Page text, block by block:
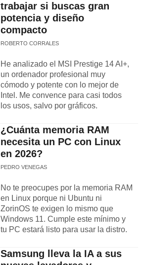
trabajar si buscas gran
potencia y diseño
compacto
ROBERTO CORRALES
He analizado el MSI Prestige 14 AI+,
un ordenador profesional muy
cómodo y potente con lo mejor de
Intel. Me convence para casi todos
los usos, salvo por gráficos.
¿Cuánta memoria RAM
necesita un PC con Linux
en 2026?
PEDRO VENEGAS
No te preocupes por la memoria RAM
en Linux porque ni Ubuntu ni
ZorinOS te exigen lo mismo que
Windows 11. Cumple este mínimo y
tu PC estará listo para usar la distro.
Samsung lleva la IA a sus